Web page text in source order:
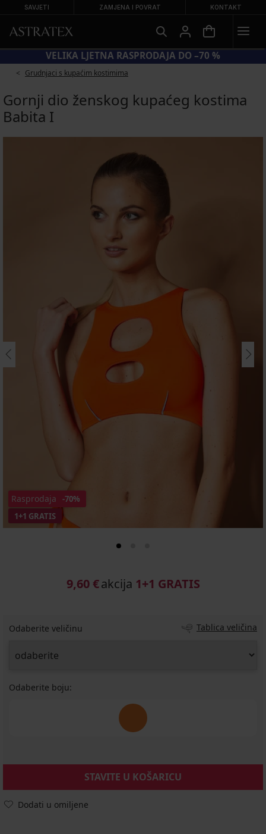
SAVJETI ZAMJENA I POVRAT KONTAKT
KOD BRA20 = GRUDNJACI −20 %
Grudnjaci s kupaćim kostimima
Gornji dio ženskog kupaćeg kostima
Babita I
1+1 GRATIS
Rasprodaja -70%
9,60 €akcija 1+1 GRATIS
Odaberite veličinu Tablica veličina
Odaberite boju:
STAVITE U KOŠARICU
Dodati u omiljene